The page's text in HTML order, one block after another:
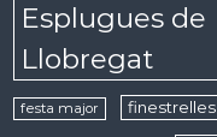
Esplugues de
Llobregat
festa major finestrelles